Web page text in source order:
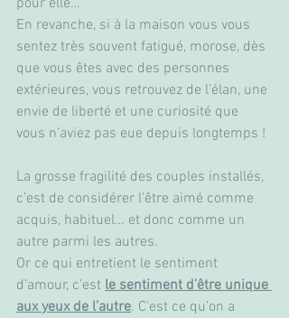
pour elle…
En revanche, si à la maison vous vous
sentez très souvent fatigué, morose, dès
que vous êtes avec des personnes
extérieures, vous retrouvez de l’élan, une
envie de liberté et une curiosité que
vous n’aviez pas eue depuis longtemps !
La grosse fragilité des couples installés,
c’est de considérer l’être aimé comme
acquis, habituel… et donc comme un
autre parmi les autres.
Or ce qui entretient le sentiment
d’amour, c’est le sentiment d’être unique
aux yeux de l’autre. C’est ce qu’on a